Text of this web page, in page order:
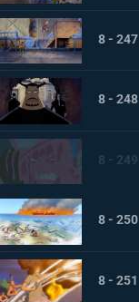
8 - 247
8 - 248
8 - 249
8 - 250
8 - 251